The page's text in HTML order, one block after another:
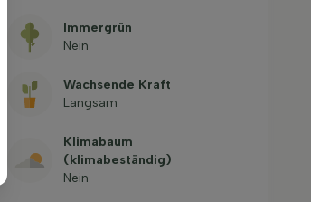
Immergrün
Nein
Wachsende Kraft
Langsam
Klimabaum
(klimabeständig)
Nein